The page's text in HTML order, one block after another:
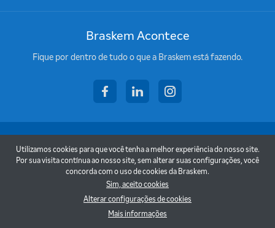
Braskem Acontece
Fique por dentro de tudo o que a Braskem está fazendo.
facebooklinkedininstagram
Termos de uso
Política de privacidade
Voltar para o topo
Utilizamos cookies para que você tenha a melhor experiência do nosso site.
Por sua visita contínua ao nosso site, sem alterar suas configurações, você
concorda com o uso de cookies da Braskem.
Sim, aceito cookies
Alterar configurações de cookies
Mais informações